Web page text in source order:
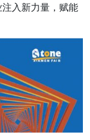
入新力量，赋能